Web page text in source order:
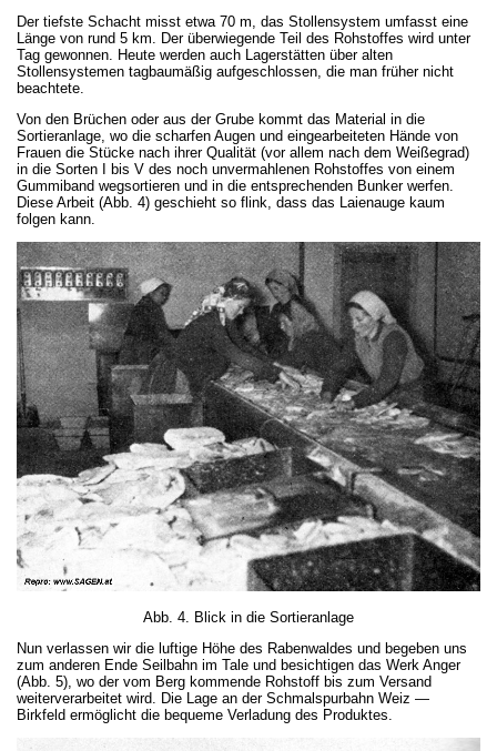
Der tiefste Schacht misst etwa 70 m, das Stollensystem umfasst eine
Länge von rund 5 km. Der überwiegende Teil des Rohstoffes wird unter
Tag gewonnen. Heute werden auch Lagerstätten über alten
Stollensystemen tagbaumäßig aufgeschlossen, die man früher nicht
beachtete.
Von den Brüchen oder aus der Grube kommt das Material in die
Sortieranlage, wo die scharfen Augen und eingearbeiteten Hände von
Frauen die Stücke nach ihrer Qualität (vor allem nach dem Weißegrad)
in die Sorten I bis V des noch unvermahlenen Rohstoffes von einem
Gummiband wegsortieren und in die entsprechenden Bunker werfen.
Diese Arbeit (Abb. 4) geschieht so flink, dass das Laienauge kaum
folgen kann.
Abb. 4. Blick in die Sortieranlage
Nun verlassen wir die luftige Höhe des Rabenwaldes und begeben uns
zum anderen Ende Seilbahn im Tale und besichtigen das Werk Anger
(Abb. 5), wo der vom Berg kommende Rohstoff bis zum Versand
weiterverarbeitet wird. Die Lage an der Schmalspurbahn Weiz —
Birkfeld ermöglicht die bequeme Verladung des Produktes.